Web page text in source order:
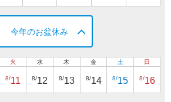
今年のお盆休み
火
8/11
水
8/12
木
8/13
金
8/14
土
8/15
日
8/16